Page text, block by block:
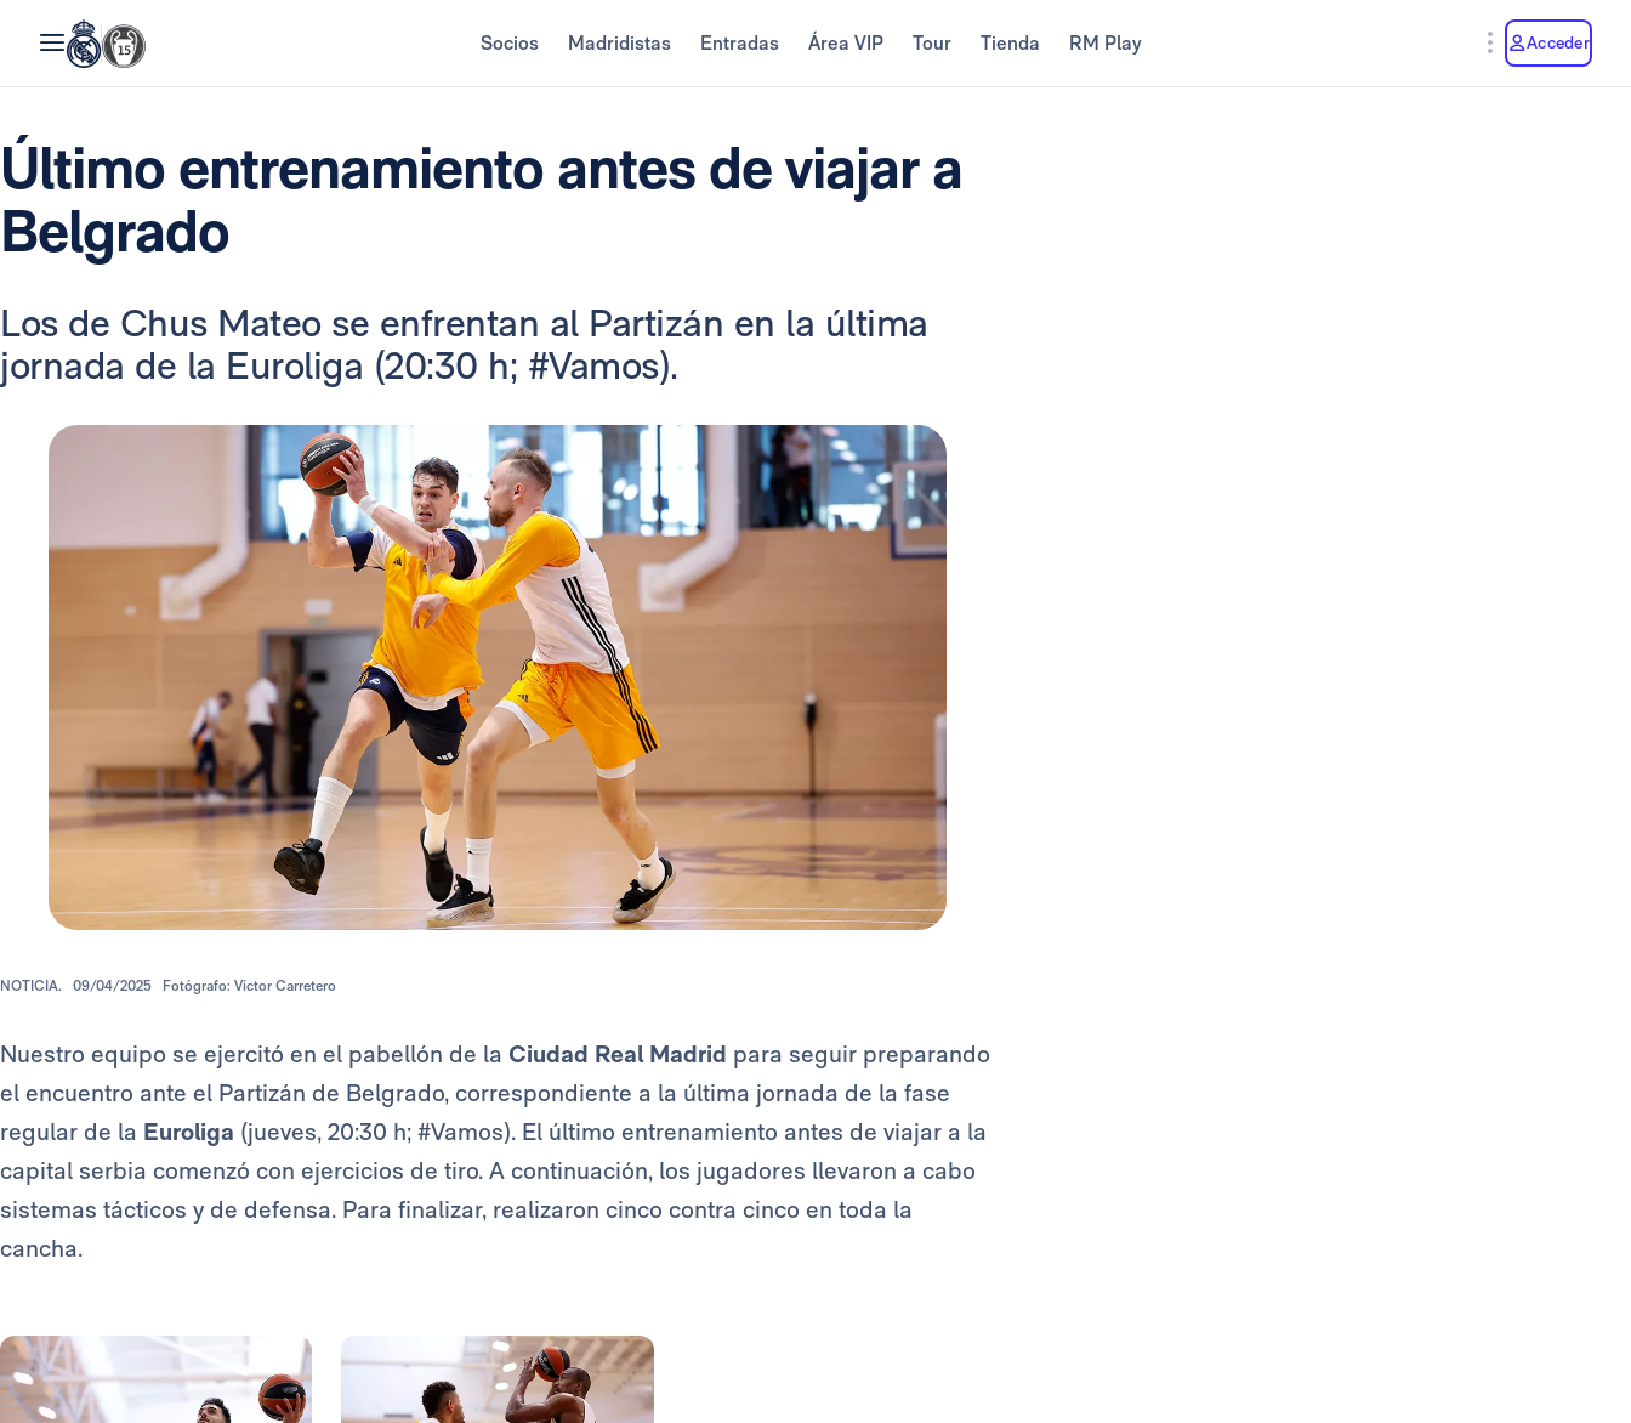
Socios Madridistas Entradas Área VIP Tour Tienda RM Play Acceder
Último entrenamiento antes de viajar a
Belgrado
Los de Chus Mateo se enfrentan al Partizán en la última
jornada de la Euroliga (20:30 h; #Vamos).
NOTICIA. 09/04/2025 Fotógrafo: Víctor Carretero
Nuestro equipo se ejercitó en el pabellón de la Ciudad Real Madrid para seguir preparando
el encuentro ante el Partizán de Belgrado, correspondiente a la última jornada de la fase
regular de la Euroliga (jueves, 20:30 h; #Vamos). El último entrenamiento antes de viajar a la
capital serbia comenzó con ejercicios de tiro. A continuación, los jugadores llevaron a cabo
sistemas tácticos y de defensa. Para finalizar, realizaron cinco contra cinco en toda la
cancha.